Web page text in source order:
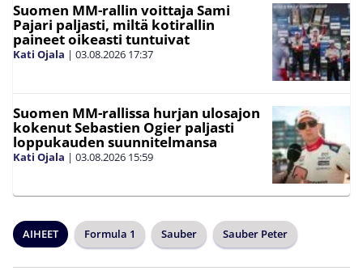
Suomen MM-rallin voittaja Sami
Pajari paljasti, miltä kotirallin
paineet oikeasti tuntuivat
Kati Ojala | 03.08.2026 17:37
Suomen MM-rallissa hurjan ulosajon
kokenut Sebastien Ogier paljasti
loppukauden suunnitelmansa
Kati Ojala | 03.08.2026 15:59
AIHEET Formula 1 Sauber Sauber Peter